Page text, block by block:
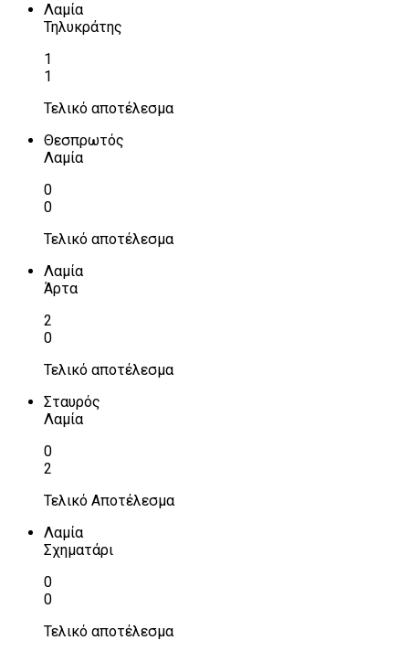
Λαμία
Τηλυκράτης
1
1
Τελικό αποτέλεσμα
Θεσπρωτός
Λαμία
0
0
Τελικό αποτέλεσμα
Λαμία
Άρτα
2
0
Τελικό αποτέλεσμα
Σταυρός
Λαμία
0
2
Τελικό Αποτέλεσμα
Λαμία
Σχηματάρι
0
0
Τελικό αποτέλεσμα